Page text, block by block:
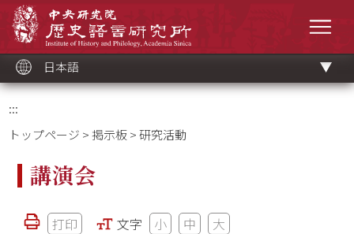
ッ
ク
日本語
:::
トップページ >掲示板> 研究活動
講演会
打印 文字 小 中 大